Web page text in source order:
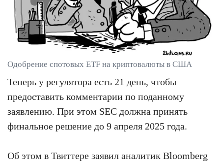
Одобрение спотовых ETF на криптовалюты в США
Теперь у регулятора есть 21 день, чтобы
предоставить комментарии по поданному
заявлению. При этом SEC должна принять
финальное решение до 9 апреля 2025 года.
Об этом в Твиттере заявил аналитик Bloomberg